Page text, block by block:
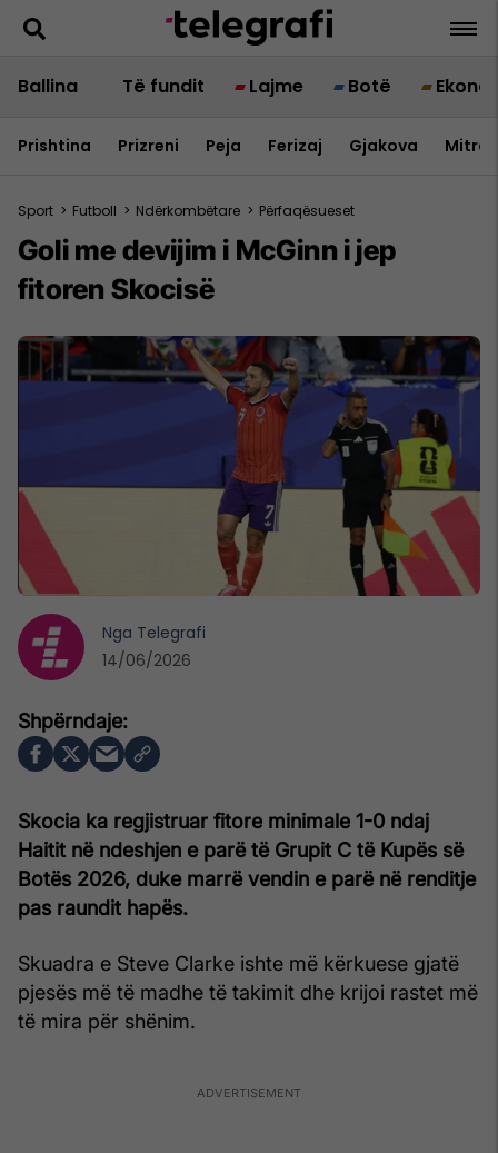
Ballina Të fundit Lajme Botë
Prishtina Prizreni Peja Ferizaj Gjakova
Sport > Futboll > Ndërkombëtare > Përfaqësueset
Goli me devijim i McGinn i jep
fitoren Skocisë
Skocia ka regjistruar fitore minimale 1-0 ndaj
Haitit në ndeshjen e parë të Grupit C të Kupës së
Botës 2026, duke marrë vendin e parë në renditje
pas raundit hapës.
Skuadra e Steve Clarke ishte më kërkuese gjatë
pjesës më të madhe të takimit dhe krijoi rastet më
të mira për shënim.
Nga Telegrafi
14/06/2026